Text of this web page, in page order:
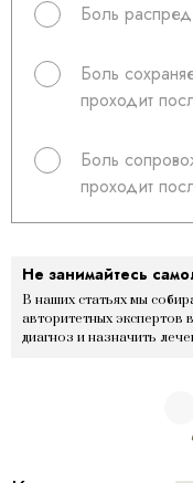
Боль
Боль
проходит
Боль
проходит
Не занимайтесь
В наших статьях мы
авторитетных экспертов
диагноз и назначить